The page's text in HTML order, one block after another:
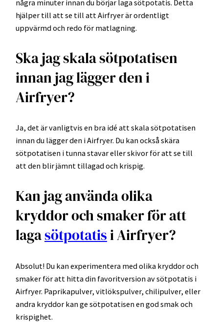
några minuter innan du börjar laga sötpotatis. Detta
hjälper till att se till att Airfryer är ordentligt
uppvärmd och redo för matlagning.
Ska jag skala sötpotatisen
innan jag lägger den i
Airfryer?
Ja, det är vanligtvis en bra idé att skala sötpotatisen
innan du lägger den i Airfryer. Du kan också skära
sötpotatisen i tunna stavar eller skivor för att se till
att den blir jämnt tillagad och krispig.
Kan jag använda olika
kryddor och smaker för att
lagasötpotatisi Airfryer?
Absolut! Du kan experimentera med olika kryddor och
smaker för att hitta din favoritversion av sötpotatis i
Airfryer. Paprikapulver, vitlökspulver, chilipulver, eller
andra kryddor kan ge sötpotatisen en god smak och
krispighet.